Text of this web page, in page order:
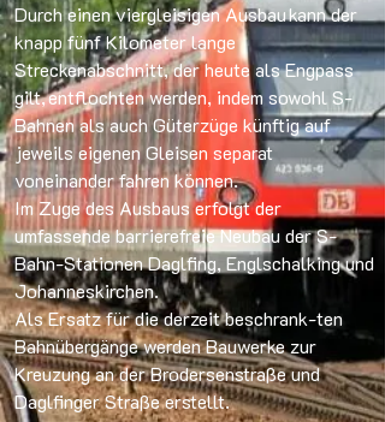
Durch einen viergleisigen Ausbau kann der
knapp fünf Kilometer lange
Streckenabschnitt, der heute als Engpass
gilt, entflochten werden, indem sowohl S-
Bahnen als auch Güterzüge künftig auf
jeweils eigenen Gleisen separat
voneinander fahren können.
Im Zuge des Ausbaus erfolgt der
umfassende barrierefreie Neubau der S-
Bahn-Stationen Daglfing, Englschalking und
Johanneskirchen.
Als Ersatz für die derzeit beschrank-ten
Bahnübergänge werden Bauwerke zur
Kreuzung an der Brodersenstraße und
Daglfinger Straße erstellt.